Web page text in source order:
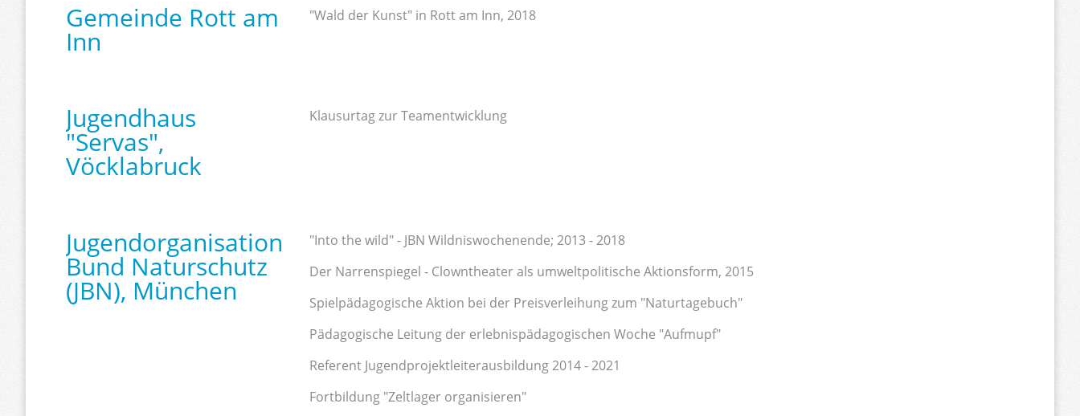
Gemeinde Rott am
Inn
"Wald der Kunst" in Rott am Inn, 2018
Jugendhaus
"Servas",
Vöcklabruck
Klausurtag zur Teamentwicklung
Jugendorganisation
Bund Naturschutz
(JBN), München
"Into the wild" - JBN Wildniswochenende; 2013 - 2018
Der Narrenspiegel - Clowntheater als umweltpolitische Aktionsform, 2015
Spielpädagogische Aktion bei der Preisverleihung zum "Naturtagebuch"
Pädagogische Leitung der erlebnispädagogischen Woche "Aufmupf"
Referent Jugendprojektleiterausbildung 2014 - 2021
Fortbildung "Zeltlager organisieren"